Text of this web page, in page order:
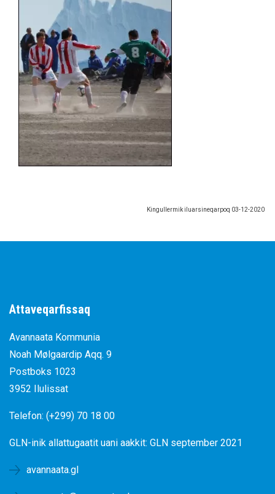
Kingullermik iluarsineqarpoq 03-12-2020
Attaveqarfissaq
Avannaata Kommunia
Noah Mølgaardip Aqq. 9
Postboks 1023
3952 Ilulissat
Telefon: (+299) 70 18 00
GLN-inik allattugaatit uani aakkit: GLN september 2021
avannaata.gl